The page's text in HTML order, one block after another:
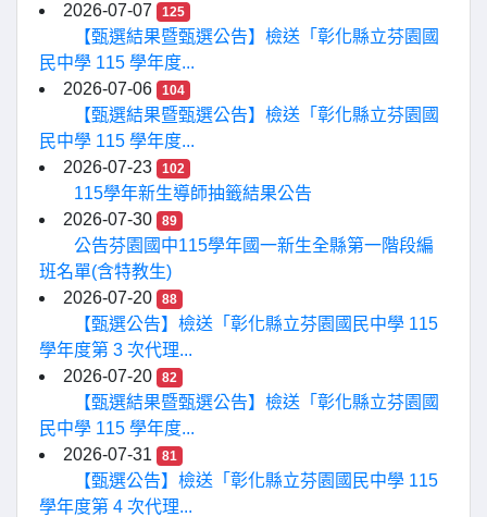
2026-07-07
125
【甄選結果暨甄選公告】檢送「彰化縣立芬園國
民中學 115 學年度...
2026-07-06
104
【甄選結果暨甄選公告】檢送「彰化縣立芬園國
民中學 115 學年度...
2026-07-23
102
115學年新生導師抽籤結果公告
2026-07-30
89
公告芬園國中115學年國一新生全縣第一階段編
班名單(含特教生)
2026-07-20
88
【甄選公告】檢送「彰化縣立芬園國民中學 115
學年度第 3 次代理...
2026-07-20
82
【甄選結果暨甄選公告】檢送「彰化縣立芬園國
民中學 115 學年度...
2026-07-31
81
【甄選公告】檢送「彰化縣立芬園國民中學 115
學年度第 4 次代理...